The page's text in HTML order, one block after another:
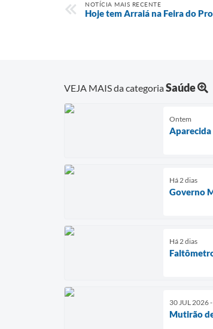
NOTÍCIA MAIS RECENTE
Hoje tem Arraiá na Feira do
VEJA MAIS da categoriaSaúde
Ontem
Aparecida
Há 2 dias
Governo
Há 2 dias
30 JUL 2026
Mutirão